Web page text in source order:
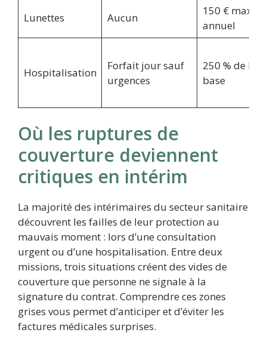
Lunettes Aucun
150 € max
annuel
Hospitalisation
Forfait jour sauf
urgences
250 % de la
base
Où les ruptures de
couverture deviennent
critiques en intérim
La majorité des intérimaires du secteur sanitaire
découvrent les failles de leur protection au
mauvais moment : lors d’une consultation
urgent ou d’une hospitalisation. Entre deux
missions, trois situations créent des vides de
couverture que personne ne signale à la
signature du contrat. Comprendre ces zones
grises vous permet d’anticiper et d’éviter les
factures médicales surprises.